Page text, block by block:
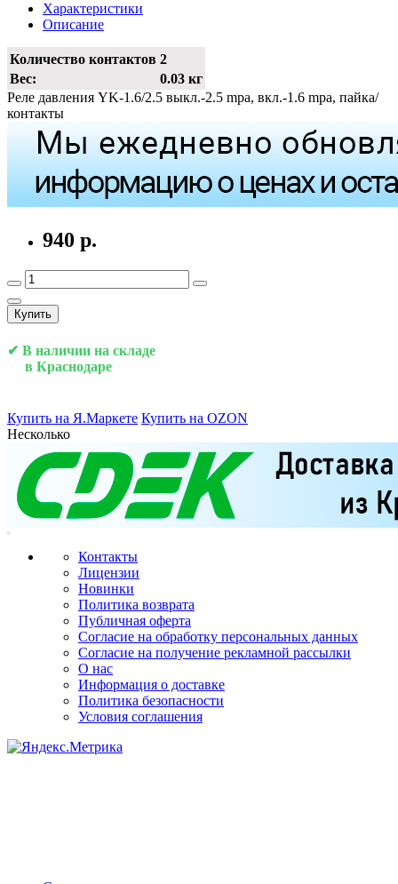
Характеристики
Описание
Количество контактов 2
Вес:
0.03 кг
Реле давления YK-1.6/2.5 выкл.-2.5 mpa, вкл.-1.6 mpa, пайка/
контакты
940 р.
Купить
✔ В наличии на складе
в Краснодаре
Купить на Я.Маркете Купить на OZON
Несколько
Контакты
Лицензии
Новинки
Политика возврата
Публичная оферта
Согласие на обработку персональных данных
Согласие на получение рекламной рассылки
О нас
Информация о доставке
Политика безопасности
Условия соглашения